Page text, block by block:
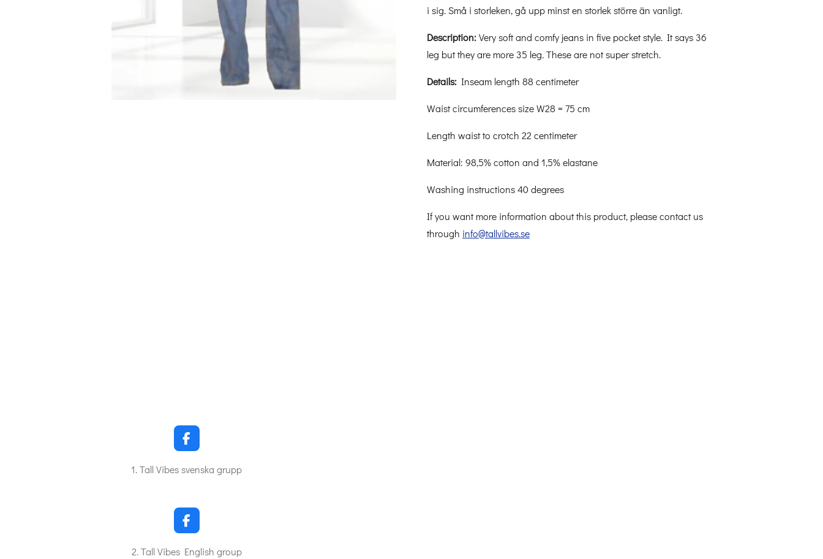
i sig. Små i storleken, gå upp minst en storlek större än vanligt.
Description:Very soft and comfy jeans in five pocket style. It says 36
leg but they are more 35 leg. These are not super stretch.
Details: Inseam length 88 centimeter
Waist circumferences sizeW28 = 75 cm
Length waist to crotch 22 centimeter
Material: 98,5% cotton and 1,5% elastane
Washing instructions 40 degrees
If you want more information about this product, please contact us
through info@tallvibes.se
F
a
c
o
k
1. Tall Vibes svenska grupp
F
a
c
2. Tall Vibes English group